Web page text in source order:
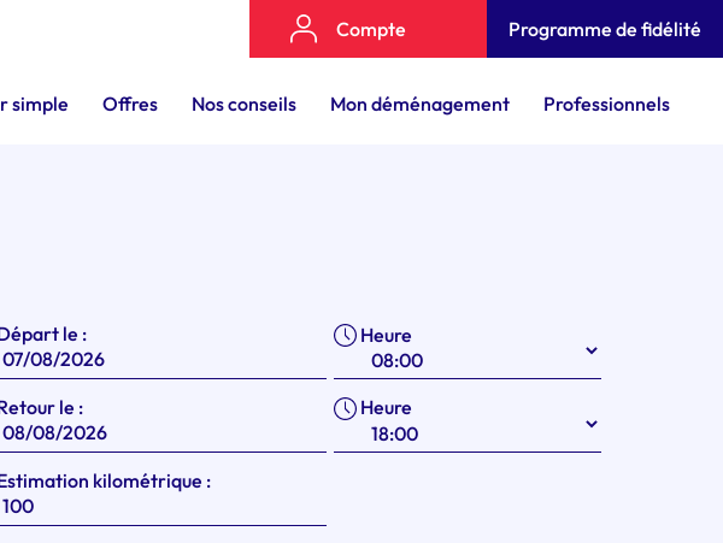
Programme de fidélité
Compte
simple Offres Nos conseils Mon déménagement Professionnels
le : Heure
le : Heure
kilométrique :